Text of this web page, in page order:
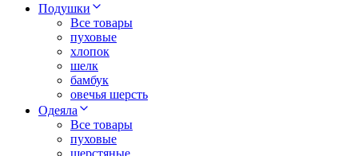
Подушки
Все товары
пуховые
хлопок
шелк
бамбук
овечья шерсть
Одеяла
Все товары
пуховые
шерстяные